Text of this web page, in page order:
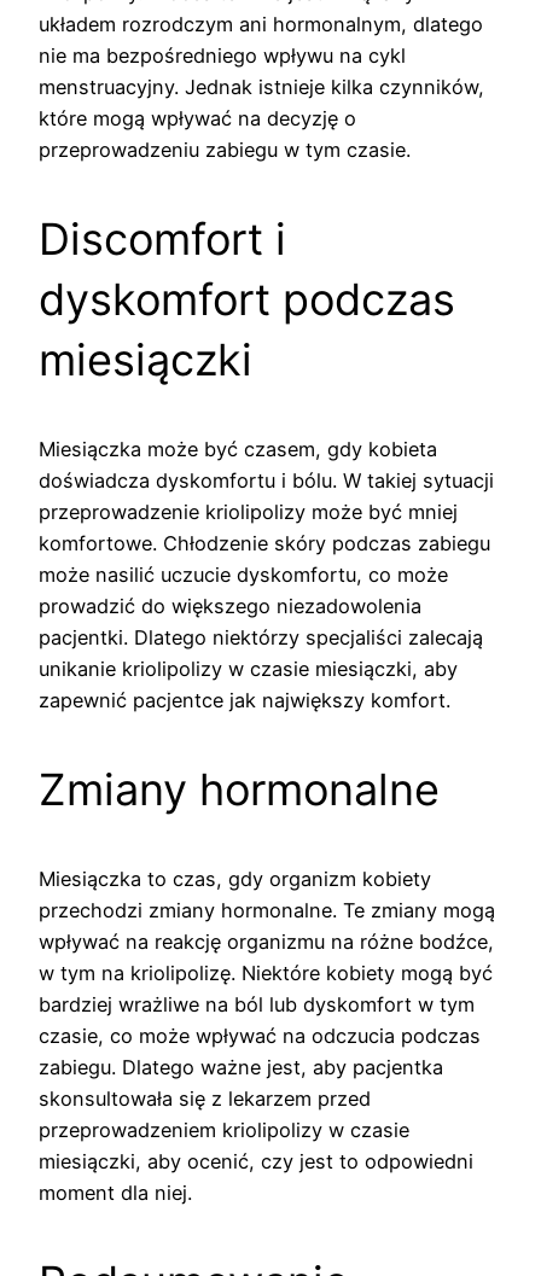
układem rozrodczym ani hormonalnym, dlatego
nie ma bezpośredniego wpływu na cykl
menstruacyjny. Jednak istnieje kilka czynników,
które mogą wpływać na decyzję o
przeprowadzeniu zabiegu w tym czasie.
Discomfort i
dyskomfort podczas
miesiączki
Miesiączka może być czasem, gdy kobieta
doświadcza dyskomfortu i bólu. W takiej sytuacji
przeprowadzenie kriolipolizy może być mniej
komfortowe. Chłodzenie skóry podczas zabiegu
może nasilić uczucie dyskomfortu, co może
prowadzić do większego niezadowolenia
pacjentki. Dlatego niektórzy specjaliści zalecają
unikanie kriolipolizy w czasie miesiączki, aby
zapewnić pacjentce jak największy komfort.
Zmiany hormonalne
Miesiączka to czas, gdy organizm kobiety
przechodzi zmiany hormonalne. Te zmiany mogą
wpływać na reakcję organizmu na różne bodźce,
w tym na kriolipolizę. Niektóre kobiety mogą być
bardziej wrażliwe na ból lub dyskomfort w tym
czasie, co może wpływać na odczucia podczas
zabiegu. Dlatego ważne jest, aby pacjentka
skonsultowała się z lekarzem przed
przeprowadzeniem kriolipolizy w czasie
miesiączki, aby ocenić, czy jest to odpowiedni
moment dla niej.